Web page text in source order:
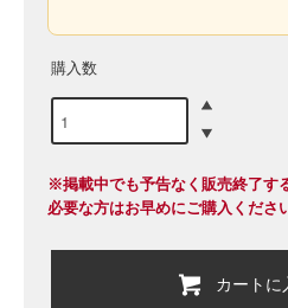
購入数
※掲載中でも予告なく販売終了す
必要な方はお早めにご購入くださ
カートに